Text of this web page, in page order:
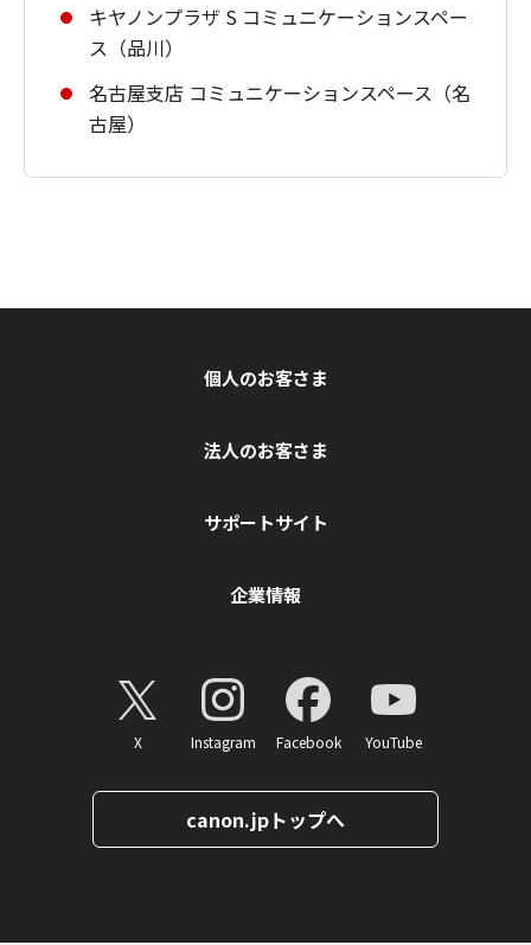
キヤノンプラザ S コミュニケーションスペー
ス（品川）
名古屋支店 コミュニケーションスペース（名
古屋）
個人のお客さま
法人のお客さま
サポートサイト
企業情報
X Instagram Facebook YouTube
canon.jpトップへ